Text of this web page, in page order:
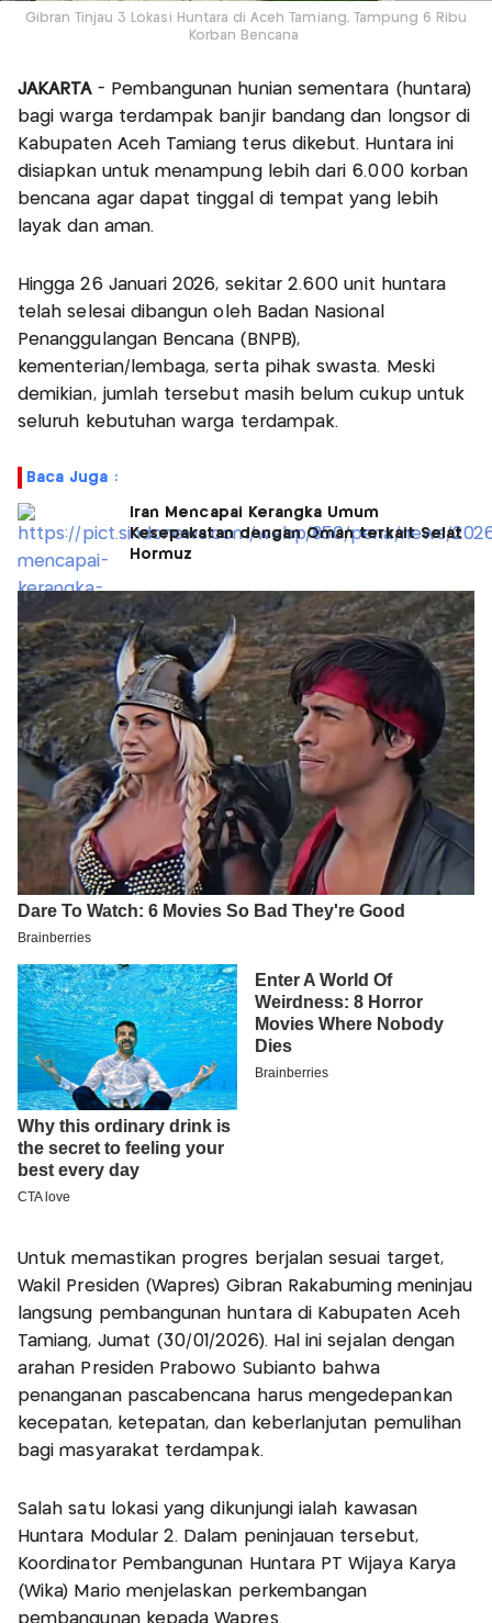
Gibran Tinjau 3 Lokasi Huntara di Aceh Tamiang, Tampung 6 Ribu
Korban Bencana
JAKARTA- Pembangunan hunian sementara (huntara)
bagi warga terdampak banjir bandang dan longsor di
Kabupaten Aceh Tamiang terus dikebut. Huntara ini
disiapkan untuk menampung lebih dari 6.000 korban
bencana agar dapat tinggal di tempat yang lebih
layak dan aman.
Hingga 26 Januari 2026, sekitar 2.600 unit huntara
telah selesai dibangun oleh Badan Nasional
Penanggulangan Bencana (BNPB),
kementerian/lembaga, serta pihak swasta. Meski
demikian, jumlah tersebut masih belum cukup untuk
seluruh kebutuhan warga terdampak.
Baca Juga :
Iran Mencapai Kerangka Umum
Kesepakatan dengan Oman terkait Selat
Hormuz
Untuk memastikan progres berjalan sesuai target,
Wakil Presiden (Wapres) Gibran Rakabuming meninjau
langsung pembangunan huntara di Kabupaten Aceh
Tamiang, Jumat (30/01/2026). Hal ini sejalan dengan
arahan Presiden Prabowo Subianto bahwa
penanganan pascabencana harus mengedepankan
kecepatan, ketepatan, dan keberlanjutan pemulihan
bagi masyarakat terdampak.
Salah satu lokasi yang dikunjungi ialah kawasan
Huntara Modular 2. Dalam peninjauan tersebut,
Koordinator Pembangunan Huntara PT Wijaya Karya
(Wika) Mario menjelaskan perkembangan
pembangunan kepada Wapres.